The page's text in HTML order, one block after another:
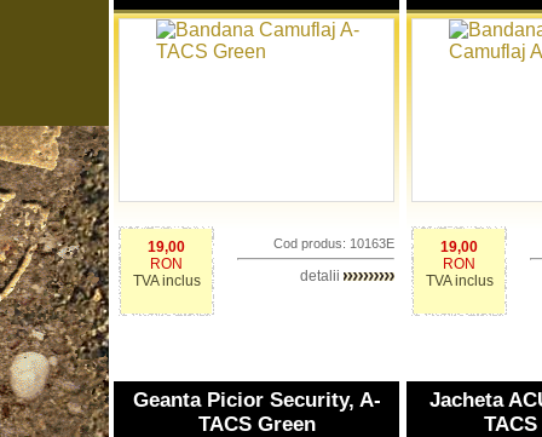
19,00
RON
TVA inclus
Cod produs: 10163E
detalii
19,00
RON
TVA inclus
Geanta Picior Security, A-
TACS Green
Jacheta